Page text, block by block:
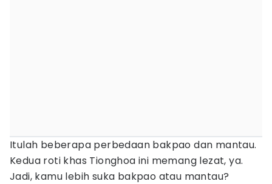
Itulah beberapa perbedaan bakpao dan mantau.
Kedua roti khas Tionghoa ini memang lezat, ya.
Jadi, kamu lebih suka bakpao atau mantau?